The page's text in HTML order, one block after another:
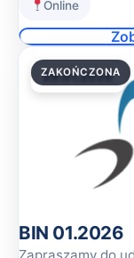
Online
29.01.2026
ZAKOŃCZONA
BIN 01.2026